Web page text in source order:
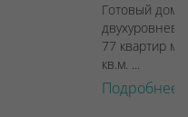
Готовый дом
77 квартир
кв.м. ...
Подробнее